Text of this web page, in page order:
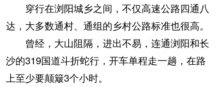
穿行在浏阳城乡之间，不仅高速公路四通八
达，大多数通村、通组的乡村公路标准也很高。
曾经，大山阻隔，进出不易，连通浏阳和长
沙的319国道斗折蛇行，开车单程走一趟，在路
上至少要颠簸3个小时。